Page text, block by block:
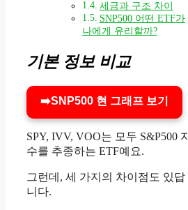
세금과 구조 차이
SNP500 어떤 ETF가
나에게 유리할까?
기본 정보 비교
➡️SNP500 현 그래프 보기
SPY, IVV, VOO는 모두 S&P500 지
수를 추종하는 ETF예요.
그런데, 세 가지의 차이점도 있답
니다.